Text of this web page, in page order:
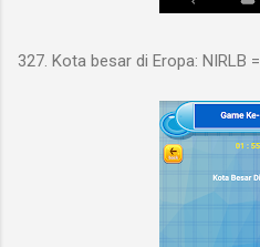
327. Kota besar di Eropa: NIRLB =